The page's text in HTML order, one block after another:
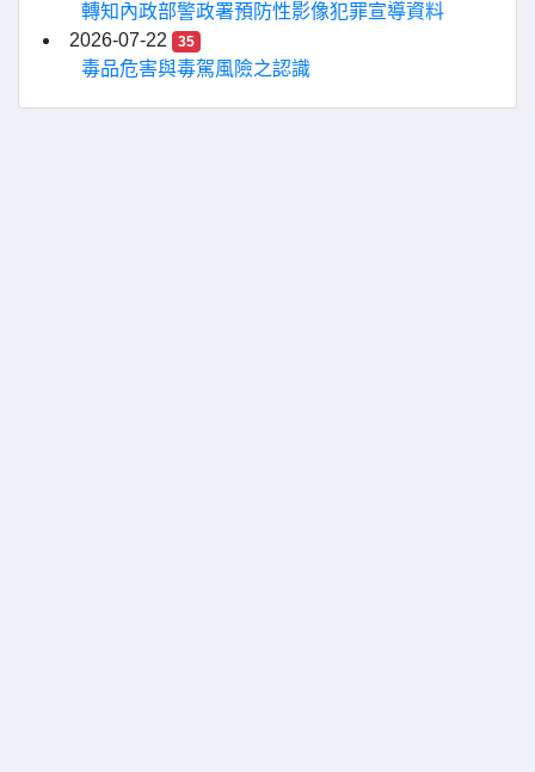
轉知內政部警政署預防性影像犯罪宣導資料
2026-07-22
35
毒品危害與毒駕風險之認識